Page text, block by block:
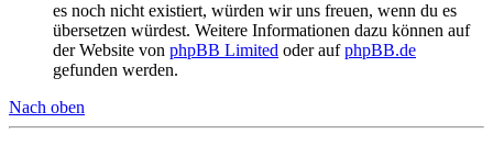
es noch nicht existiert, würden wir uns freuen, wenn du es
übersetzen würdest. Weitere Informationen dazu können auf
der Website von phpBB Limited oder aufphpBB.de
gefunden werden.
Nach oben